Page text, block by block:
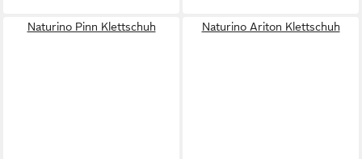
Naturino Pinn Klettschuh Naturino Ariton Klettschuh